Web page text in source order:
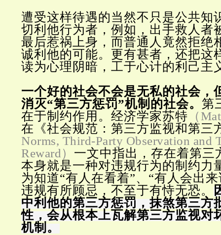
遭受这样待遇的当然不只是公共知
切利他行为者，例如，出手救人者
最后惹祸上身，而普通人竟然拒绝
诚利他的可能。更有甚者，还把这
读为心理阴暗，工于心计的利己主
一个好的社会不会是无私的社会，
消灭“第三方惩罚”机制的社会。 第
在于制约作用。经济学家苏特 （
在《社会规范：第三方监视和第三
Norms, Third-Party Observation and
Reward） 一文中指出，存在着第三
本身就是一种对违规行为的制约力
为知道“有人在看着”、“有人会出
违规有所顾忌，不至于有恃无恐。
中利他的第三方惩罚，抹煞第三方
性，会从根本上瓦解第三方监视对
机制。